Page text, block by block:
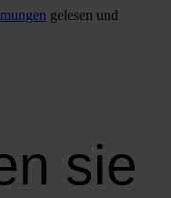
gele­sen und
sie